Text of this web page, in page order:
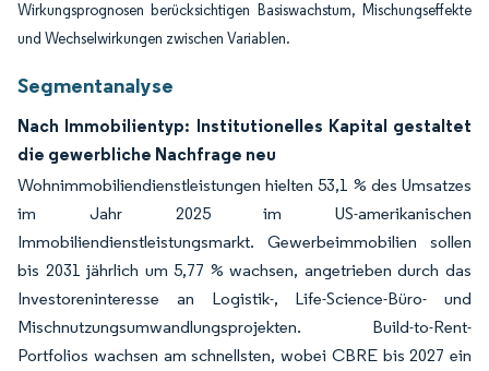
Wirkungsprognosen berücksichtigen Basiswachstum, Mischungseffekte
und Wechselwirkungen zwischen Variablen.
Segmentanalyse
Nach Immobilientyp: Institutionelles Kapital gestaltet
die gewerbliche Nachfrage neu
Wohnimmobiliendienstleistungen hielten 53,1 % des Umsatzes
im Jahr 2025 im US-amerikanischen
Immobiliendienstleistungsmarkt. Gewerbeimmobilien sollen
bis 2031 jährlich um 5,77 % wachsen, angetrieben durch das
Investoreninteresse an Logistik-, Life-Science-Büro- und
Mischnutzungsumwandlungsprojekten. Build-to-Rent-
Portfolios wachsen am schnellsten, wobei CBRE bis 2027 ein